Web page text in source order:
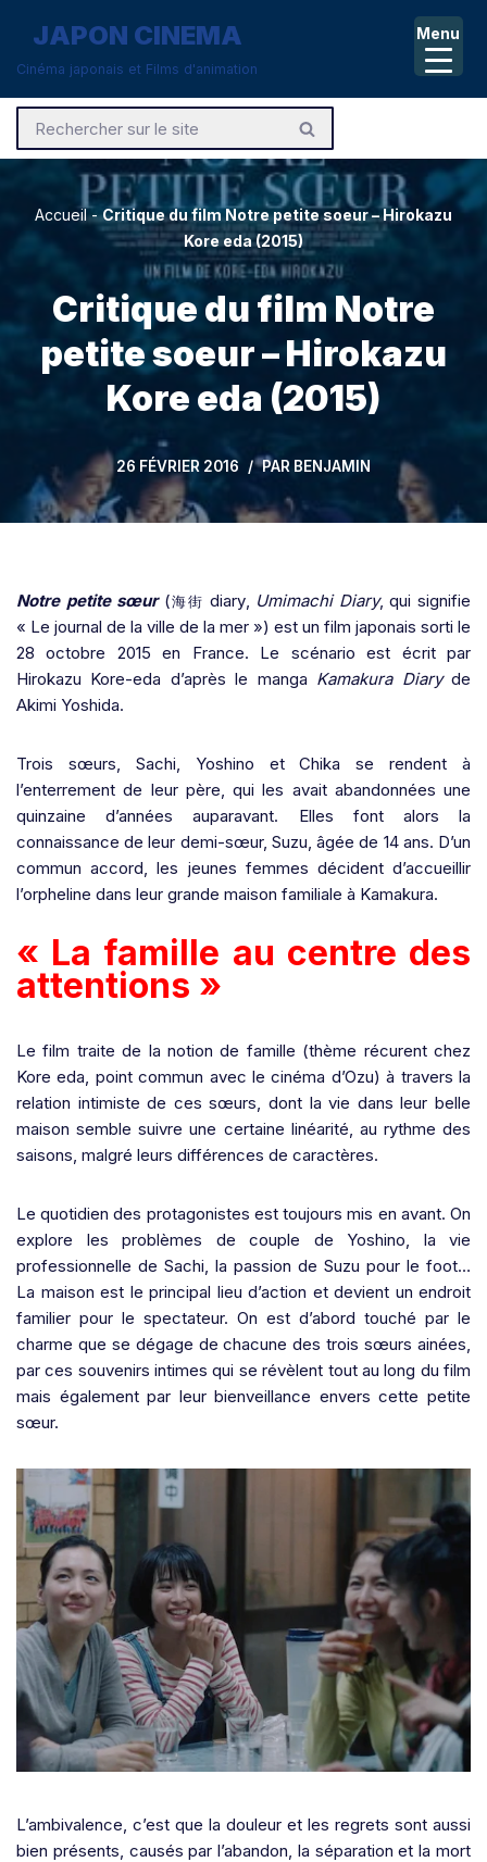
Aller
contenu
JAPON CINEMA
Cinéma japonais et Films d'animation
Accueil-Critique du film Notre petite soeur – Hirokazu
Kore eda (2015)
Critique du film Notre
petite soeur – Hirokazu
Kore eda (2015)
26 FÉVRIER 2016 PAR BENJAMIN
Notre petite sœur(海街 diary, Umimachi Diary,qui signifie
« Le journal de la ville de la mer ») est un film japonais sorti le
28 octobre 2015 en France. Le scénario est écrit par
Hirokazu Kore-eda d’après le manga Kamakura Diaryde
Akimi Yoshida.
Trois sœurs, Sachi, Yoshino et Chika se rendent à
l’enterrement de leur père, qui les avait abandonnées une
quinzaine d’années auparavant. Elles font alors la
connaissance de leur demi-sœur, Suzu, âgée de 14 ans. D’un
commun accord, les jeunes femmes décident d’accueillir
l’orpheline dans leur grande maison familiale à Kamakura.
« La famille au centre des
attentions »
Le film traite de la notion de famille (thème récurent chez
Kore eda, point commun avec le cinéma d’Ozu) à travers la
relation intimiste de ces sœurs, dont la vie dans leur belle
maison semble suivre une certaine linéarité, au rythme des
saisons, malgré leurs différences de caractères.
Le quotidien des protagonistes est toujours mis en avant. On
explore les problèmes de couple de Yoshino, la vie
professionnelle de Sachi, la passion de Suzu pour le foot…
La maison est le principal lieu d’action et devient un endroit
familier pour le spectateur. On est d’abord touché par le
charme que se dégage de chacune des trois sœurs ainées,
par ces souvenirs intimes qui se révèlent tout au long du film
mais également par leur bienveillance envers cette petite
sœur.
L’ambivalence, c’est que la douleur et les regrets sont aussi
bien présents, causés par l’abandon, la séparation et la mort
Menu